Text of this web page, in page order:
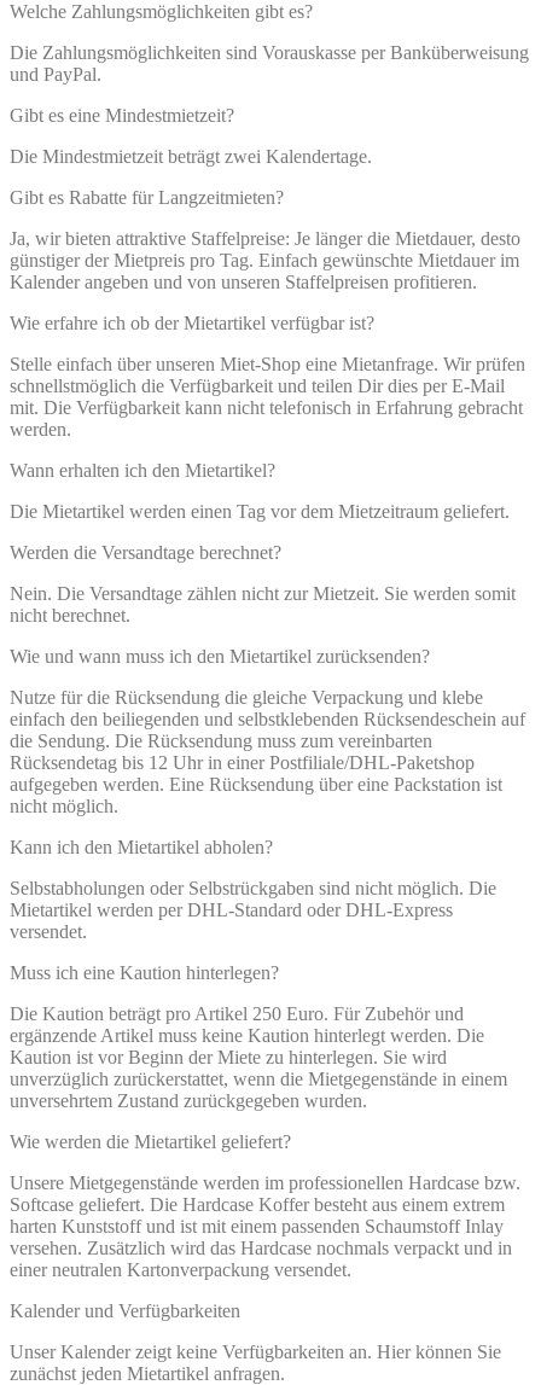
Welche Zahlungsmöglichkeiten gibt es?
Die Zahlungsmöglichkeiten sind Vorauskasse per Banküberweisung
und PayPal.
Gibt es eine Mindestmietzeit?
Die Mindestmietzeit beträgt zwei Kalendertage.
Gibt es Rabatte für Langzeitmieten?
Ja, wir bieten attraktive Staffelpreise: Je länger die Mietdauer, desto
günstiger der Mietpreis pro Tag. Einfach gewünschte Mietdauer im
Kalender angeben und von unseren Staffelpreisen profitieren.
Wie erfahre ich ob der Mietartikel verfügbar ist?
Stelle einfach über unseren Miet-Shop eine Mietanfrage. Wir prüfen
schnellstmöglich die Verfügbarkeit und teilen Dir dies per E-Mail
mit. Die Verfügbarkeit kann nicht telefonisch in Erfahrung gebracht
werden.
Wann erhalten ich den Mietartikel?
Die Mietartikel werden einen Tag vor dem Mietzeitraum geliefert.
Werden die Versandtage berechnet?
Nein. Die Versandtage zählen nicht zur Mietzeit. Sie werden somit
nicht berechnet.
Wie und wann muss ich den Mietartikel zurücksenden?
Nutze für die Rücksendung die gleiche Verpackung und klebe
einfach den beiliegenden und selbstklebenden Rücksendeschein auf
die Sendung. Die Rücksendung muss zum vereinbarten
Rücksendetag bis 12 Uhr in einer Postfiliale/DHL-Paketshop
aufgegeben werden. Eine Rücksendung über eine Packstation ist
nicht möglich.
Kann ich den Mietartikel abholen?
Selbstabholungen oder Selbstrückgaben sind nicht möglich. Die
Mietartikel werden per DHL-Standard oder DHL-Express
versendet.
Muss ich eine Kaution hinterlegen?
Die Kaution beträgt pro Artikel 250 Euro. Für Zubehör und
ergänzende Artikel muss keine Kaution hinterlegt werden. Die
Kaution ist vor Beginn der Miete zu hinterlegen. Sie wird
unverzüglich zurückerstattet, wenn die Mietgegenstände in einem
unversehrtem Zustand zurückgegeben wurden.
Wie werden die Mietartikel geliefert?
Unsere Mietgegenstände werden im professionellen Hardcase bzw.
Softcase geliefert. Die Hardcase Koffer besteht aus einem extrem
harten Kunststoff und ist mit einem passenden Schaumstoff Inlay
versehen. Zusätzlich wird das Hardcase nochmals verpackt und in
einer neutralen Kartonverpackung versendet.
Kalender und Verfügbarkeiten
Unser Kalender zeigt keine Verfügbarkeiten an. Hier können Sie
zunächst jeden Mietartikel anfragen.